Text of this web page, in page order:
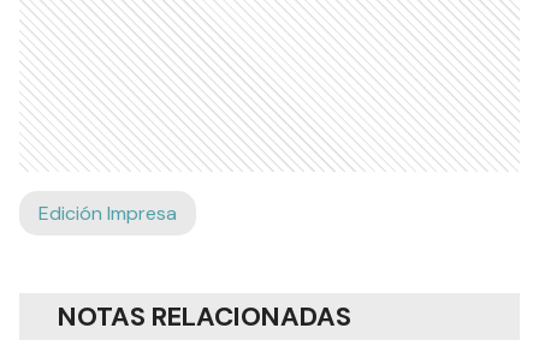
Edición Impresa
NOTAS RELACIONADAS